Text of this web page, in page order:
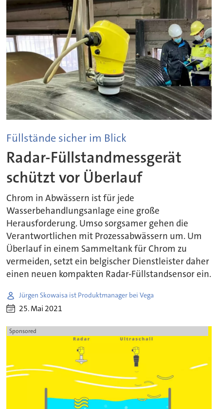
Füllstände sicher im Blick
Radar-Füllstandmessgerät
schützt vor Überlauf
Chrom in Abwässern ist für jede
Wasserbehandlungsanlage eine große
Herausforderung. Umso sorgsamer gehen die
Verantwortlichen mit Prozessabwässern um. Um
Überlauf in einem Sammeltank für Chrom zu
vermeiden, setzt ein belgischer Dienstleister daher
einen neuen kompakten Radar-Füllstandsensor ein.
Jürgen Skowaisa ist Produktmanager bei Vega
25. Mai 2021
Sponsored